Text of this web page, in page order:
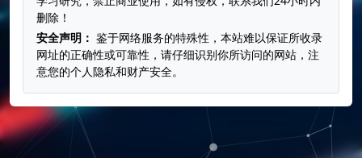
删除！
安全声明： 鉴于网络服务的特殊性，本站难以保证所收录
网址的正确性或可靠性，请仔细识别你所访问的网站，注
意您的个人隐私和财产安全。